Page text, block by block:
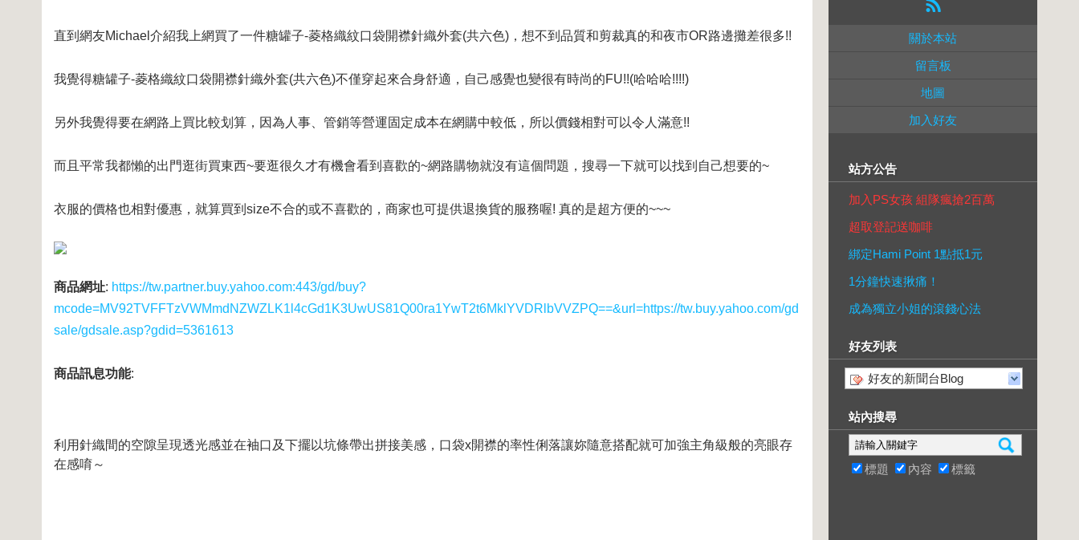
直到網友Michael介紹我上網買了一件糖罐子-菱格織紋口袋開襟針織外套(共六色)，想不到品質和剪裁真的和夜市OR路邊攤差很多!!
我覺得糖罐子-菱格織紋口袋開襟針織外套(共六色)不僅穿起來合身舒適，自己感覺也變很有時尚的FU!!(哈哈哈!!!!)
另外我覺得要在網路上買比較划算，因為人事、管銷等營運固定成本在網購中較低，所以價錢相對可以令人滿意!!
而且平常我都懶的出門逛街買東西~要逛很久才有機會看到喜歡的~網路購物就沒有這個問題，搜尋一下就可以找到自己想要的~
衣服的價格也相對優惠，就算買到size不合的或不喜歡的，商家也可提供退換貨的服務喔! 真的是超方便的~~~
商品網址: https://tw.partner.buy.yahoo.com:443/gd/buy?
mcode=MV92TVFFTzVWMmdNZWZLK1l4cGd1K3UwUS81Q00ra1YwT2t6MklYVDRlbVVZPQ==&url=https://tw.buy.yahoo.com/gd
sale/gdsale.asp?gdid=5361613
商品訊息功能:
利用針織間的空隙呈現透光感並在袖口及下擺以坑條帶出拼接美感，口袋x開襟的率性俐落讓妳隨意搭配就可加強主角級般的亮眼存
在感唷～
關於本站
留言板
地圖
加入好友
站方公告
加入PS女孩 組隊瘋搶2百萬
超取登記送咖啡
綁定Hami Point 1點抵1元
1分鐘快速揪痛！
成為獨立小姐的滾錢心法
好友列表
好友的新聞台Blog
站內搜尋
標題 內容 標籤